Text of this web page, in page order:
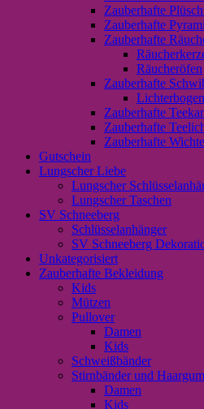
Zauberhafte
Zauberhafte
Zauberhafte
Räucheröfen
Zauberhafte
Zauberhafte
Zauberhafte
Zauberhafte
Gutschein
Lungscher Liebe
Lungscher
Lungscher Taschen
SV Schneeberg
Schlüsselanhänger
SV Schneeberg
Unkategorisiert
Zauberhafte Bekleidung
Kids
Mützen
Pullover
Damen
Kids
Schweißbänder
Stirnbänder und
Damen
Kids